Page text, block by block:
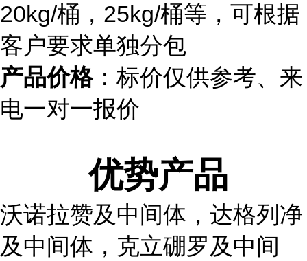
20kg/桶，25kg/桶等，可根据
客户要求单独分包
产品价格：标价仅供参考、来
电一对一报价
优势产品
沃诺拉赞及中间体，达格列净
及中间体，克立硼罗及中间